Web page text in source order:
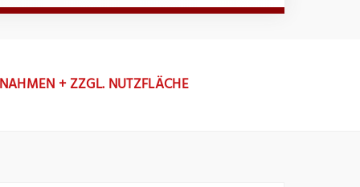
+ ZZGL. NUTZFLÄCHE